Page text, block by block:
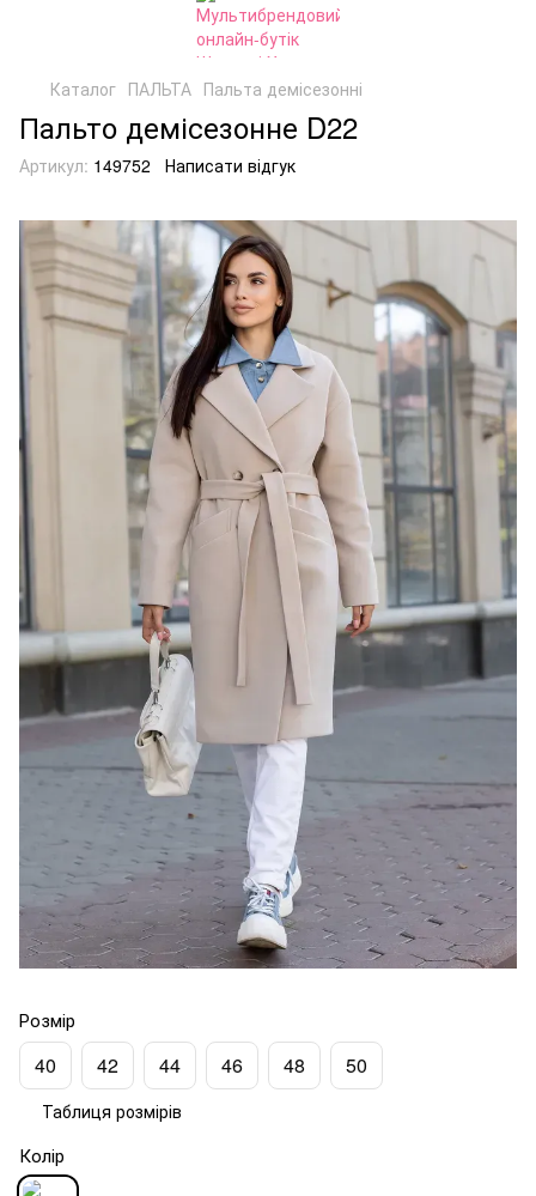
Каталог ПАЛЬТА Пальта демісезонні
Пальто демісезонне D22
Артикул: 149752 Написати відгук
Розмір
40 42 44 46 48 50
Таблиця розмірів
Колір